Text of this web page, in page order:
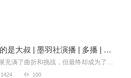
我竟然爱上的是大叔 | 墨羽社演播 | 多播 | 江湖传奇录 | 一段不悔往事
这段情感的发展充满了曲折和挑战，但最终却成为了主角人生中一段不悔的往事。
1424 100